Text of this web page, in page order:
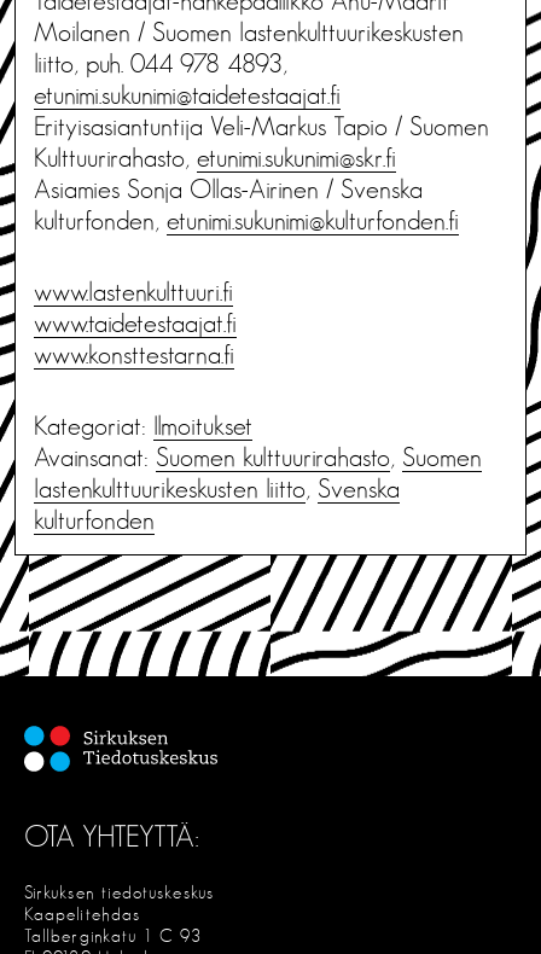
Moilanen / Suomen lastenkulttuurikeskusten
liitto, puh. 044 978 4893,
etunimi.sukunimi@taidetestaajat.fi
Erityisasiantuntija Veli-Markus Tapio / Suomen
Kulttuurirahasto, etunimi.sukunimi@skr.fi
Asiamies Sonja Ollas-Airinen / Svenska
kulturfonden, etunimi.sukunimi@kulturfonden.fi
www.lastenkulttuuri.fi
www.taidetestaajat.fi
www.konsttestarna.fi
Kategoriat: Ilmoitukset
Avainsanat: Suomen kulttuurirahasto, Suomen
lastenkulttuurikeskusten liitto, Svenska
kulturfonden
OTA YHTEYTTÄ:
Sirkuksen tiedotuskeskus
Kaapelitehdas
Tallberginkatu 1 C 93